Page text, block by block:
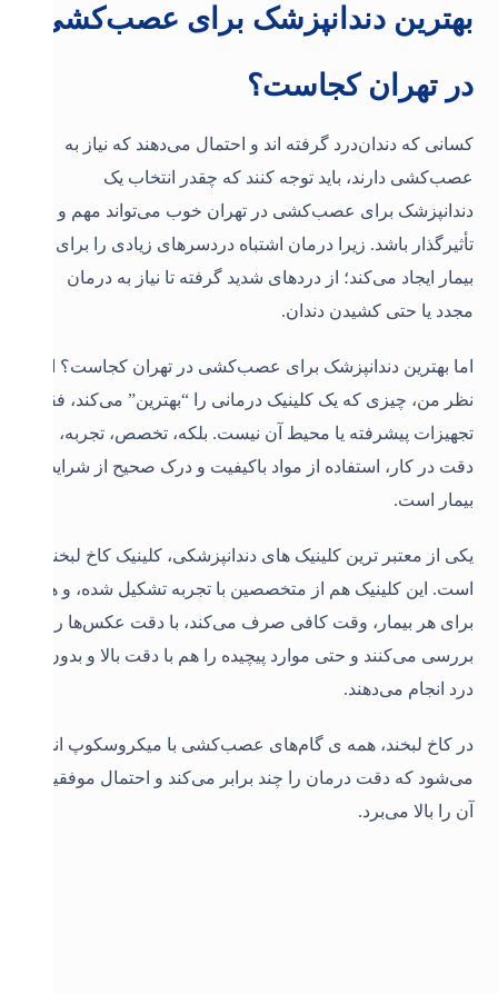
بهترین دندانپزشک برای عصب‌کشی
در تهران کجاست؟
کسانی که دندان‌درد گرفته اند و احتمال می‌دهند که نیاز به
عصب‌کشی دارند، باید توجه کنند که چقدر انتخاب یک
دندانپزشک برای عصب‌کشی در تهران خوب می‌تواند مهم و
تأثیرگذار باشد. زیرا درمان اشتباه دردسرهای زیادی را برای
بیمار ایجاد می‌کند؛ از دردهای شدید گرفته تا نیاز به درمان
مجدد یا حتی کشیدن دندان.
اما بهترین دندانپزشک برای عصب‌کشی در تهران کجاست؟ از
نظر من، چیزی که یک کلینیک درمانی را “بهترین” می‌کند، فقط
تجهیزات پیشرفته یا محیط آن نیست. بلکه، تخصص، تجربه،
دقت در کار، استفاده از مواد باکیفیت و درک صحیح از شرایط
بیمار است.
یکی از معتبر ترین کلینیک های دندانپزشکی، کلینیک کاخ لبخند
است. این کلینیک هم از متخصصین با تجربه تشکیل شده، و هم
برای هر بیمار، وقت کافی صرف می‌کند، با دقت عکس‌ها را
بررسی می‌کنند و حتی موارد پیچیده را هم با دقت بالا و بدون
درد انجام می‌دهند.
در کاخ لبخند، همه ی گام‌های عصب‌کشی با میکروسکوپ انجام
می‌شود که دقت درمان را چند برابر می‌کند و احتمال موفقیت
آن را بالا می‌برد.